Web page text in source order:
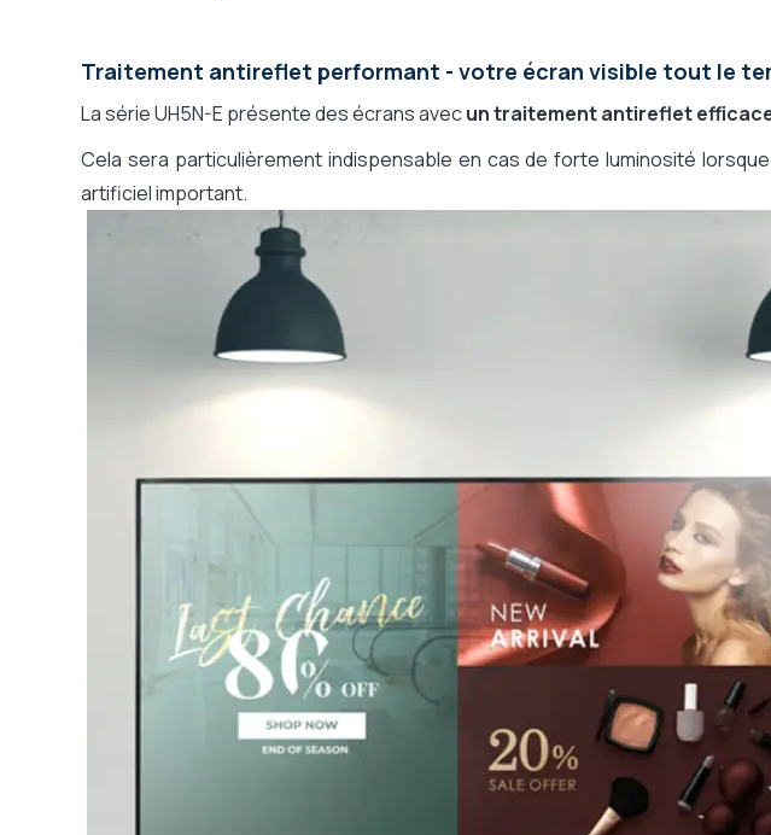
Famille d'OS
Système d'exploitation
(détaillé)
LG Smart Signage Platform WebOS 6.0
Système d'affichage
dynamique intégré
Oui
Affichage Dynamique
LG WebOS Signage (USB & Interface web), LG SuperSign
Clé USB, contrôle de l'écran avec la télécommande, Logiciel
votre serveur (On Premise), Logiciel embarqué dans l'écran
Diffusion de contenu
Gratuite via clé USB, Gratuite via logiciel PC, Payante via
Compatible affichage
Oui (possible en portrait)
Non
Gamme fabricant
LG UH5
Traitement antireflet performant - votre écran visible tout le
La série UH5N-E présente des écrans avecun traitement antireflet
Cela sera particulièrement indispensable en cas de forte luminosité
artificiel important.